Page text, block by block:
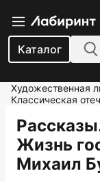
Каталог
Художественная
Классическая
Жизнь
Михаил